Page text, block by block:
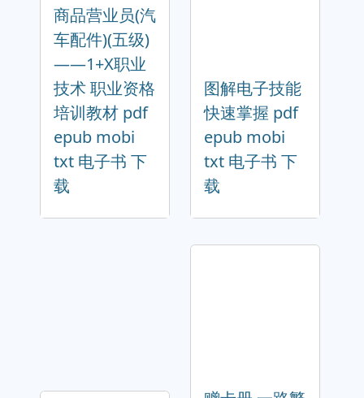
商品营业员(汽
车配件)(五级)
——1+X职业
技术 职业资格
培训教材 pdf
epub mobi
txt 电子书 下
载
图解电子技能
快速掌握 pdf
epub mobi
txt 电子书 下
载